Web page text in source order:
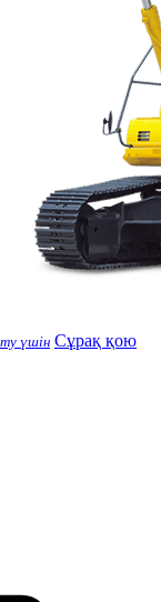
үшін Сұрақ қою